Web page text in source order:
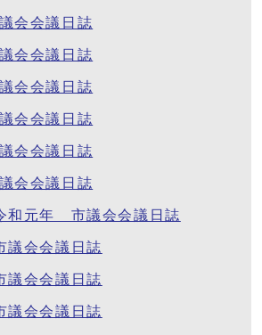
会会議日誌
会会議日誌
会会議日誌
会会議日誌
会会議日誌
会会議日誌
和元年 市議会会議日誌
会会議日誌
会会議日誌
会会議日誌